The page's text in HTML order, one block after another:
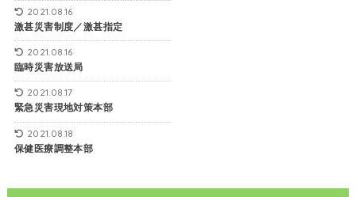
2021.08.16
激甚災害制度／激甚指定
2021.08.16
臨時災害放送局
2021.08.17
緊急災害現地対策本部
2021.08.18
保健医療調整本部